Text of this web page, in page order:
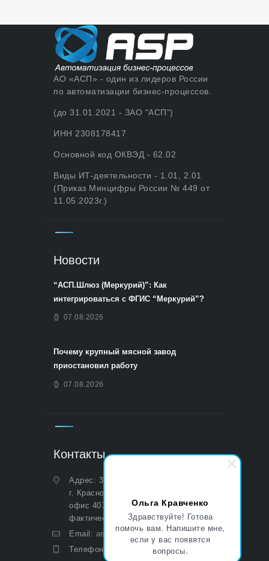
Ольга Кравченко
Здравствуйте! Готова
помочь вам. Напишите мне,
если у вас появятся
вопросы.
АО «АСП» - один из лидеров России
по автоматизации бизнес-процессов.
(до 31.01.2021 - ЗАО "АСП")
ИНН 2308178417
Основной код ОКВЭД - 62.02
Виды ИТ-деятельности - 1.01, 2.01
(Приказ Минцифры России № 449 от
11.05.2023г.)
Новости
“АСП.Шлюз (Меркурий)”: Как
интегрироваться с ФГИС “Меркурий”?
07.08.2026
Почему крупный мясной завод
приостановил работу
07.08.2026
Контакты
Адрес: 350051, Краснодарский край,
г. Краснодар, ул. Дальняя, д. 27,
офис 407 (Юридический и
фактический)
Email: asp@aoasp.ru
Телефон:
+7 (499) 380-83-05